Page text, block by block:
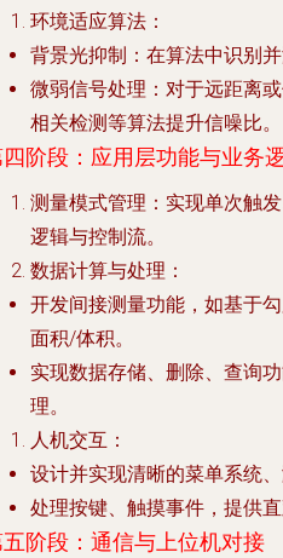
环境适应算法 ：
背景光抑制 ：在算法中识别
微弱信号处理 ：对于远距离
相关检测等算法提升信噪比。
阶段：应用层功能与业务
测量模式管理 ：实现单次触
逻辑与控制流。
数据计算与处理 ：
开发间接测量功能，如基于
面积/体积。
实现数据存储、删除、查询
理。
人机交互 ：
设计并实现清晰的菜单系统、
处理按键、触摸事件，提供直
阶段：通信与上位机对接